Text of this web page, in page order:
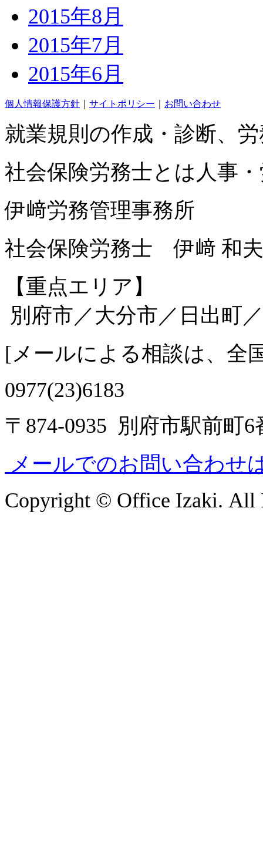
2015年8月
2015年7月
2015年6月
個人情報保護方針 サイトポリシー お問い合わせ
就業規則の作成・診断、
社会保険労務士とは人事
伊﨑労務管理事務所
社会保険労務士 伊﨑 和夫
【重点エリア】
別府市／大分市／日出町
[メールによる相談は、全
0977(23)6183
〒874-0935 別府市駅前町
メールでのお問い合わせ
Copyright © Office Izaki. All